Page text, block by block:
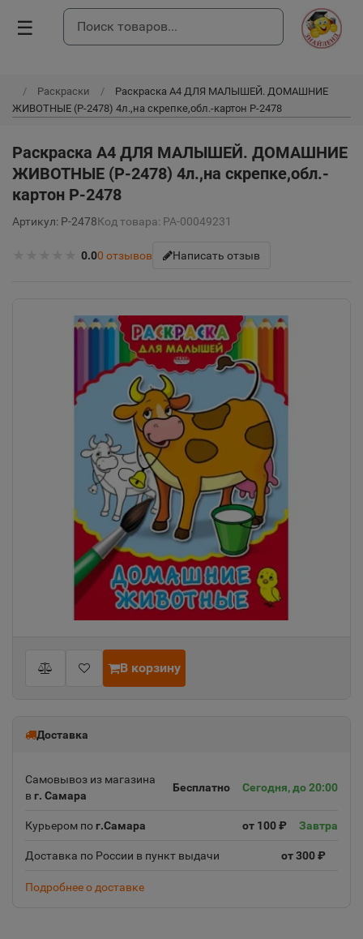
☰
Раскраски
Раскраска А4 ДЛЯ МАЛЫШЕЙ. ДОМАШНИЕ
ЖИВОТНЫЕ (Р-2478) 4л.,на скрепке,обл.-картон Р-2478
Раскраска А4 ДЛЯ МАЛЫШЕЙ. ДОМАШНИЕ
ЖИВОТНЫЕ (Р-2478) 4л.,на скрепке,обл.-
картон Р-2478
Артикул: Р-2478Код товара: РА-00049231
0.00 отзывов Написать отзыв
В корзину
Доставка
Самовывоз из магазина
в г. Самара
Бесплатно Сегодня, до 20:00
Курьером пог.Самара от 100 ₽ Завтра
Доставка по России в пункт выдачи от 300 ₽
Подробнее о доставке